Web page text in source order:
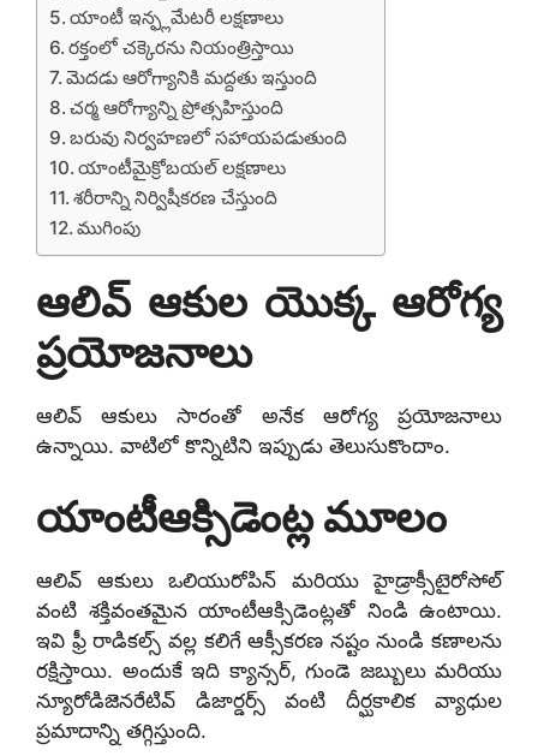
యాంటీ ఇన్ఫ్లమేటరీ లక్షణాలు
రక్తంలో చక్కెరను నియంత్రిస్తాయి
మెదడు ఆరోగ్యానికి మద్దతు ఇస్తుంది
చర్మ ఆరోగ్యాన్ని ప్రోత్సహిస్తుంది
బరువు నిర్వహణలో సహాయపడుతుంది
యాంటీమైక్రోబయల్ లక్షణాలు
శరీరాన్ని నిర్విషీకరణ చేస్తుంది
ముగింపు
ఆలివ్ ఆకుల యొక్క ఆరోగ్య
ప్రయోజనాలు
ఆలివ్ ఆకులు సారంతో అనేక ఆరోగ్య ప్రయోజనాలు
ఉన్నాయి. వాటిలో కొన్నిటిని ఇప్పుడు తెలుసుకొందాం.
యాంటీఆక్సిడెంట్ల మూలం
ఆలివ్ ఆకులు ఒలియురోపిన్ మరియు హైడ్రాక్సీటైరోసోల్
వంటి శక్తివంతమైన యాంటీఆక్సిడెంట్లతో నిండి ఉంటాయి.
ఇవి ఫ్రీ రాడికల్స్ వల్ల కలిగే ఆక్సీకరణ నష్టం నుండి కణాలను
రక్షిస్తాయి. అందుకే ఇది క్యాన్సర్, గుండె జబ్బులు మరియు
న్యూరోడిజెనరేటివ్ డిజార్డర్స్ వంటి దీర్ఘకాలిక వ్యాధుల
ప్రమాదాన్ని తగ్గిస్తుంది.